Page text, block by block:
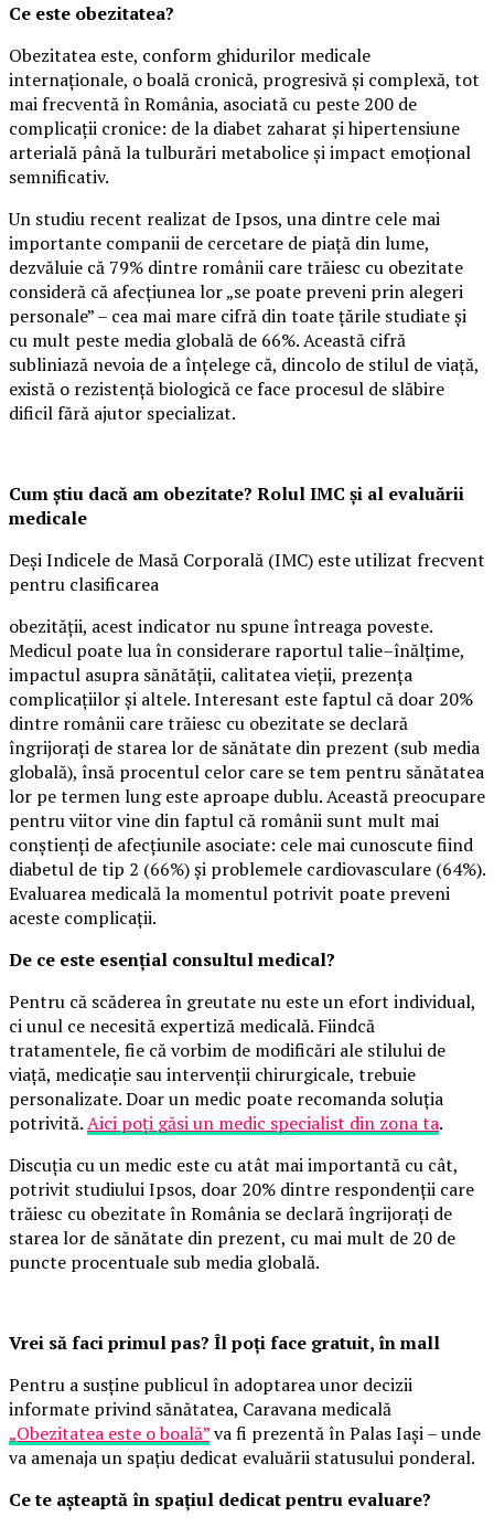
Ce este obezitatea?
Obezitatea este, conform ghidurilor medicale
internaționale, o boală cronică, progresivă și complexă, tot
mai frecventă în România, asociată cu peste 200 de
complicații cronice: de la diabet zaharat și hipertensiune
arterială până la tulburări metabolice și impact emoțional
semnificativ.
Un studiu recent realizat de Ipsos, una dintre cele mai
importante companii de cercetare de piață din lume,
dezvăluie că 79% dintre românii care trăiesc cu obezitate
consideră că afecțiunea lor „se poate preveni prin alegeri
personale” – cea mai mare cifră din toate țările studiate și
cu mult peste media globală de 66%. Această cifră
subliniază nevoia de a înțelege că, dincolo de stilul de viață,
există o rezistență biologică ce face procesul de slăbire
dificil fără ajutor specializat.
Cum știu dacă am obezitate? Rolul IMC și al evaluării
medicale
Deși Indicele de Masă Corporală (IMC) este utilizat frecvent
pentru clasificarea
obezității, acest indicator nu spune întreaga poveste.
Medicul poate lua în considerare raportul talie–înălțime,
impactul asupra sănătății, calitatea vieții, prezența
complicațiilor și altele. Interesant este faptul că doar 20%
dintre românii care trăiesc cu obezitate se declară
îngrijorați de starea lor de sănătate din prezent (sub media
globală), însă procentul celor care se tem pentru sănătatea
lor pe termen lung este aproape dublu. Această preocupare
pentru viitor vine din faptul că românii sunt mult mai
conștienți de afecțiunile asociate: cele mai cunoscute fiind
diabetul de tip 2 (66%) și problemele cardiovasculare (64%).
Evaluarea medicală la momentul potrivit poate preveni
aceste complicații.
De ce este esențial consultul medical?
Pentru că scăderea în greutate nu este un efort individual,
ci unul ce necesită expertiză medicală. Fiindcă
tratamentele, fie că vorbim de modificări ale stilului de
viață, medicație sau intervenții chirurgicale, trebuie
personalizate. Doar un medic poate recomanda soluția
potrivită.Aici poți găsi un medic specialist din zona ta.
Discuția cu un medic este cu atât mai importantă cu cât,
potrivit studiului Ipsos, doar 20% dintre respondenții care
trăiesc cu obezitate în România se declară îngrijorați de
starea lor de sănătate din prezent, cu mai mult de 20 de
puncte procentuale sub media globală.
Vrei să faci primul pas? Îl poți face gratuit, în mall
Pentru a susține publicul în adoptarea unor decizii
informate privind sănătatea, Caravana medicală
„Obezitatea este o boală”va fi prezentă în Palas Iași – unde
va amenaja un spațiu dedicat evaluării statusului ponderal.
Ce te așteaptă în spațiul dedicat pentru evaluare?